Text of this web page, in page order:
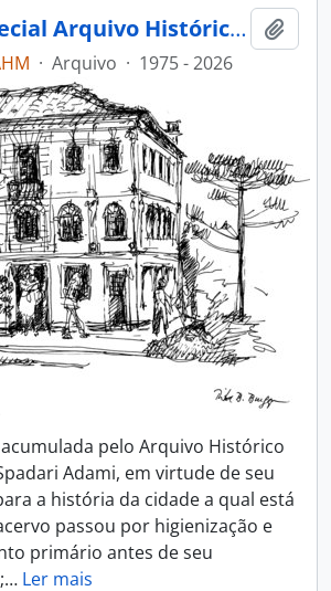
Coleção Especial Arquivo Histórico Municipal João Spadari Adami
· Arquivo · 1975 - 2026
pelo Arquivo Histórico
Adami, em virtude de seu
a história da cidade a qual está
passou por higienização e
primário antes de seu
… Ler mais